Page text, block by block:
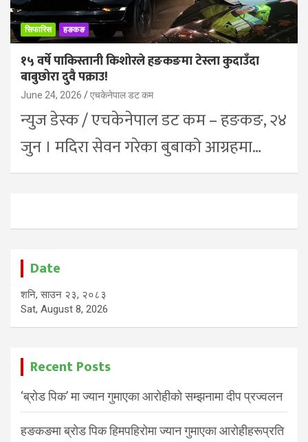
सिफारिस हङकङ
१५ वर्षे पाकिस्तानी किशोरले हङकङमा टेस्ला कुदाउँदा
बाबुछोरा दुवै पक्राउ!
June 24, 2026 एचकेनेपाल डट कम
न्युज डेस्क / एचकेनेपाल डट कम – हङकङ, २४
जुन । मदिरा सेवन गरेका बुबाको आग्रहमा…
Date
शनि, साउन २३, २०८३
Sat, August 8, 2026
Recent Posts
‘ब्रोड पिक’ मा ज्यान गुमाएका आरोहीको सम्झनामा दीप प्रज्वलन
हङकङमा ब्रोड पिक हिमपहिरोमा ज्यान गुमाएका आरोहीहरूप्रति